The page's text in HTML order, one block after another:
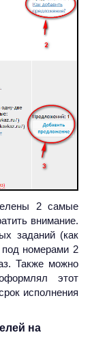
2 самые
внимание.
заданий (как
под номерами 2
Также можно
этот
исполнения
на